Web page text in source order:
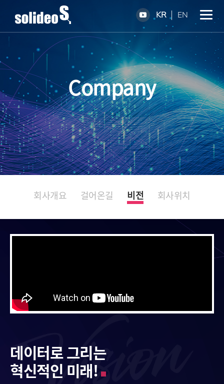
KR EN
Company
회사개요 걸어온길 비전 회사위치
데이터로 그리는
혁신적인 미래!